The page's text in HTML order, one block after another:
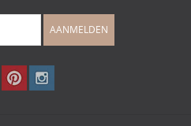
AANMELDEN